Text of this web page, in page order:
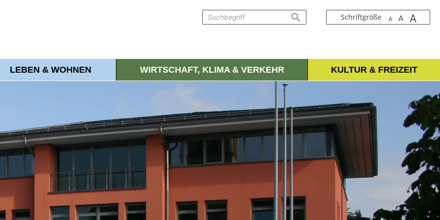
Schriftgröße A A A
suchen
LEBEN & WOHNEN WIRTSCHAFT, KLIMA & VERKEHR KULTUR & FREIZEIT